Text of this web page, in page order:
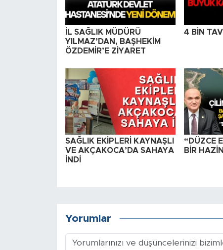
İL SAĞLIK MÜDÜRÜ
YILMAZ’DAN, BAŞHEKİM
ÖZDEMİR’E ZİYARET
4 BİN
SAĞLIK EKİPLERİ KAYNAŞLI
VE AKÇAKOCA’DA SAHAYA
İNDİ
“DÜZCE
BİR
Yorumlar